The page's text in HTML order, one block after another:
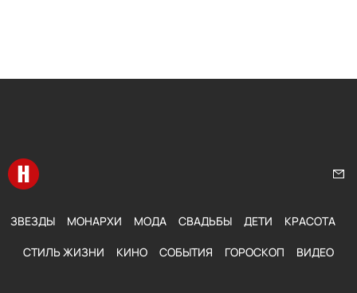
Перейти на главную
ЗВЕЗДЫ МОНАРХИ МОДА СВАДЬБЫ ДЕТИ КРАСОТА
СТИЛЬ ЖИЗНИ КИНО СОБЫТИЯ ГОРОСКОП ВИДЕО